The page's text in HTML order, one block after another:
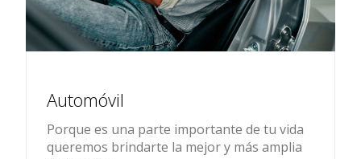
Automóvil
Porque es una parte importante de tu vida
queremos brindarte la mejor y más amplia